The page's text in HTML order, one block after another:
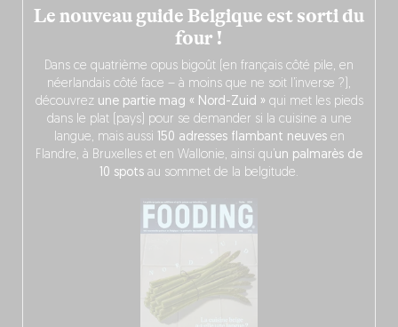
Le nouveau guide Belgique est sorti du
four !
Dans ce quatrième opus bigoût (en français côté pile, en
néerlandais côté face – à moins que ne soit l’inverse ?),
découvrez une partie mag « Nord-Zuid » qui met les pieds
dans le plat (pays) pour se demander si la cuisine a une
langue, mais aussi 150 adresses flambant neuvesen
Flandre, à Bruxelles et en Wallonie, ainsi qu’ un palmarès de
10 spots au sommet de la belgitude.